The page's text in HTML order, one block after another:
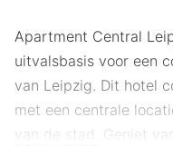
Apartment Central
uitvalsbasis voor een
van Leipzig. Dit hotel
met een centrale
van de stad. Geniet